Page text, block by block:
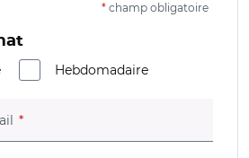
* champ obligatoire
Hebdomadaire
(champ obligatoire)